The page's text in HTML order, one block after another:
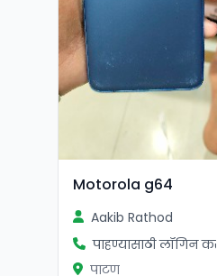
Motorola g64
Aakib Rathod
पाहण्यासाठी लॉगिन करा
पाटण